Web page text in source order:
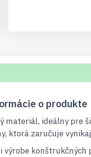
o produkte
ideálny pre
ktorá zaručuje